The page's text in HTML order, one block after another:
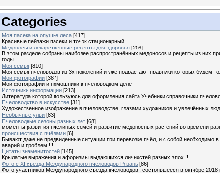
Categories
Моя пасека на опушке леса [417]
Красивые пейзажи пасеки и точок стационарный
Медоносы и лекарственные рецепты для здоровья [206]
В этом разделе собраны наиболее распространённых медоносов и рецепты из них
годы.
Моя семья [810]
Моя семья пчеловодов из 3х поколений и уже подрастают правнуки которых будем
Мои фотографии [387]
Мои фотографии и помошники в пчеловодном деле
Источники информации [213]
Литература которой пользуюсь для оформления сайта Учебники справочники
Пчеловодство в искусстве [31]
Художественное изображение в пчеловодстве, глазами художников и увлечённых
Необычные ульи [83]
Пчеловодные сезоны разных лет [68]
моменты развития пчелиных семей и развитие медоносных растений во времени
происшествия с пчёлами [6]
Бывают даже не предвиденные ситуации при перевозке пчёл, и с собой необходимо
аварий и проблем !!!
Цитаты знаменитостей [145]
Крылатые выражения и афоризмы выдающихся личностей разных эпох !!
Фото с XI съезда Международного пчеловодов Рязань [86]
Фото участников Международного съезда пчеловодов , состоявшееся в октябре 2018